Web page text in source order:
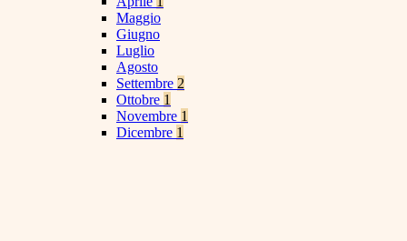
Maggio
Giugno
Luglio
Agosto
Settembre 2
Ottobre 1
Novembre 1
Dicembre 1